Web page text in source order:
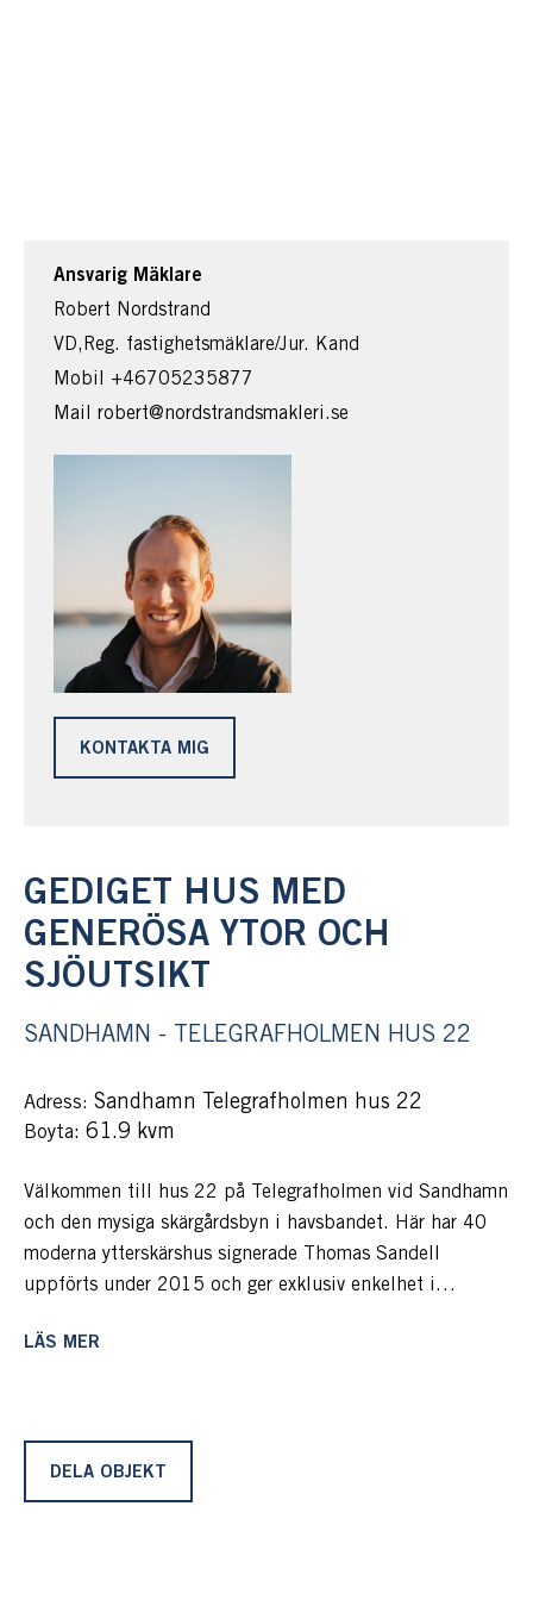
GEDIGET HUS MED
GENERÖSA YTOR OCH
SJÖUTSIKT
SANDHAMN - TELEGRAFHOLMEN HUS 22
Adress: Sandhamn Telegrafholmen hus 22
Boyta: 61.9 kvm
Välkommen till hus 22 på Telegrafholmen vid Sandhamn
och den mysiga skärgårdsbyn i havsbandet. Här har 40
moderna ytterskärshus signerade Thomas Sandell
uppförts under 2015 och ger exklusiv enkelhet i
njuta av ett avkopplande skärgårdsliv med vänner, nära
Nu ges möjligheten att få köpa ett av husen med den
bästa planlösningen, sjöutsikt och egen båtplats,
gemensam bastu och relax och goda förbindelser till
LÄS MER
DELA OBJEKT
KONTAKTA MIG
Ansvarig Mäklare
Robert Nordstrand
VD,Reg. fastighetsmäklare/Jur. Kand
Mobil +46705235877
Mail robert@nordstrandsmakleri.se